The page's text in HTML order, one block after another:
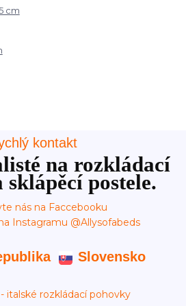
cm
kontakt
na rozkládací
sklápěcí postele.
Slovensko